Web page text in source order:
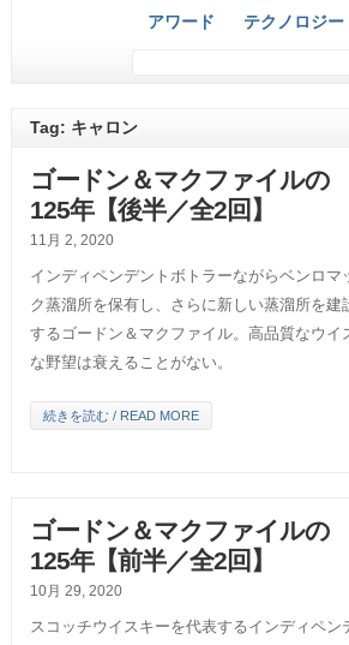
アワード テクノロジー
Tag: キャロン
ゴードン＆マクファイルの
125年【後半／全2回】
11月 2, 2020
インディペンデントボトラーながらベンロマ
ク蒸溜所を保有し、さらに新しい蒸溜所を建
するゴードン＆マクファイル。高品質なウイ
な野望は衰えることがない。
続きを読む / READ MORE
ゴードン＆マクファイルの
125年【前半／全2回】
10月 29, 2020
スコッチウイスキーを代表するインディペン